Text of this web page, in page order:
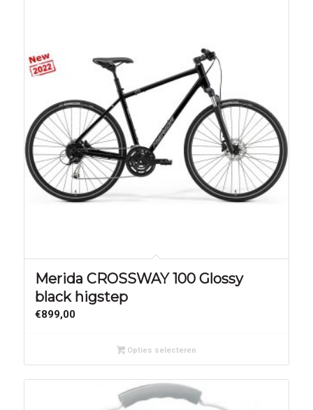
Merida CROSSWAY 100 Glossy
black higstep
€899,00
Opties selecteren